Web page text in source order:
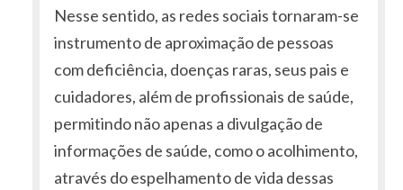
Nesse sentido, as redes sociais tornaram-se
instrumento de aproximação de pessoas
com deficiência, doenças raras, seus pais e
cuidadores, além de profissionais de saúde,
permitindo não apenas a divulgação de
informações de saúde, como o acolhimento,
através do espelhamento de vida dessas